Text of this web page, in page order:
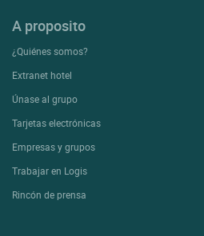
A proposito
¿Quiénes somos?
Extranet hotel
Únase al grupo
Tarjetas electrónicas
Empresas y grupos
Trabajar en Logis
Rincón de prensa